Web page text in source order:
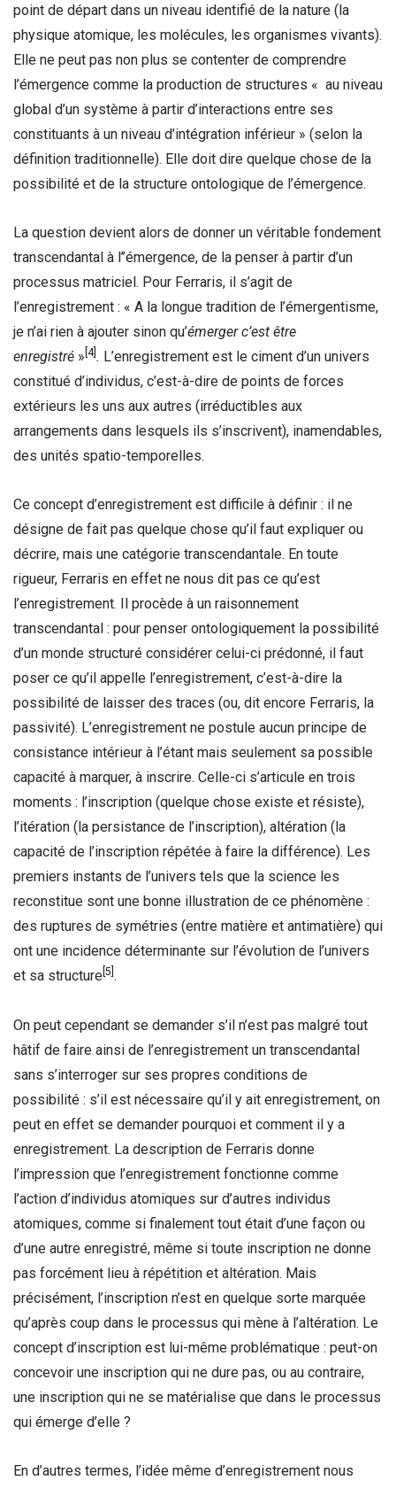
point de départ dans un niveau identifié de la nature (la
physique atomique, les molécules, les organismes vivants).
Elle ne peut pas non plus se contenter de comprendre
l’émergence comme la production de structures « au niveau
global d’un système à partir d’interactions entre ses
constituants à un niveau d’intégration inférieur » (selon la
définition traditionnelle). Elle doit dire quelque chose de la
possibilité et de la structure ontologique de l’émergence.
La question devient alors de donner un véritable fondement
transcendantal à l’’émergence, de la penser à partir d’un
processus matriciel. Pour Ferraris, il s’agit de
l’enregistrement : « A la longue tradition de l’émergentisme,
je n’ai rien à ajouter sinon qu’émerger c’est être
enregistré » [4]. L’enregistrement est le ciment d’un univers
constitué d’individus, c’est-à-dire de points de forces
extérieurs les uns aux autres (irréductibles aux
arrangements dans lesquels ils s’inscrivent), inamendables,
des unités spatio-temporelles.
Ce concept d’enregistrement est difficile à définir : il ne
désigne de fait pas quelque chose qu’il faut expliquer ou
décrire, mais une catégorie transcendantale. En toute
rigueur, Ferraris en effet ne nous dit pas ce qu’est
l’enregistrement. Il procède à un raisonnement
transcendantal : pour penser ontologiquement la possibilité
d’un monde structuré considérer celui-ci prédonné, il faut
poser ce qu’il appelle l’enregistrement, c’est-à-dire la
possibilité de laisser des traces (ou, dit encore Ferraris, la
passivité). L’enregistrement ne postule aucun principe de
consistance intérieur à l’étant mais seulement sa possible
capacité à marquer, à inscrire. Celle-ci s’articule en trois
moments : l’inscription (quelque chose existe et résiste),
l’itération (la persistance de l’inscription), altération (la
capacité de l’inscription répétée à faire la différence). Les
premiers instants de l’univers tels que la science les
reconstitue sont une bonne illustration de ce phénomène :
des ruptures de symétries (entre matière et antimatière) qui
ont une incidence déterminante sur l’évolution de l’univers
et sa structure [5] .
On peut cependant se demander s’il n’est pas malgré tout
hâtif de faire ainsi de l’enregistrement un transcendantal
sans s’interroger sur ses propres conditions de
possibilité : s’il est nécessaire qu’il y ait enregistrement, on
peut en effet se demander pourquoi et comment il y a
enregistrement. La description de Ferraris donne
l’impression que l’enregistrement fonctionne comme
l’action d’individus atomiques sur d’autres individus
atomiques, comme si finalement tout était d’une façon ou
d’une autre enregistré, même si toute inscription ne donne
pas forcément lieu à répétition et altération. Mais
précisément, l’inscription n’est en quelque sorte marquée
qu’après coup dans le processus qui mène à l’altération. Le
concept d’inscription est lui-même problématique : peut-on
concevoir une inscription qui ne dure pas, ou au contraire,
une inscription qui ne se matérialise que dans le processus
qui émerge d’elle ?
En d’autres termes, l’idée même d’enregistrement nous